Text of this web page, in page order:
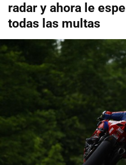
radar y ahora le
todas las multas